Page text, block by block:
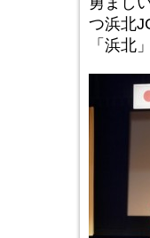
つ浜北
「浜北